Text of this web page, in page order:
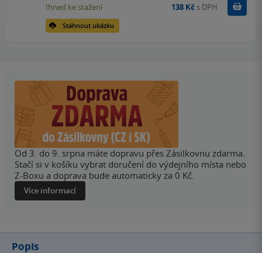
Stáhnout ukázku
Ihned ke stažení 138 Kč s DPH Koupit
Od 3. do 9. srpna máte dopravu přes Zásilkovnu zdarma.
Stačí si v košíku vybrat doručení do výdejního místa nebo
Z-Boxu a doprava bude automaticky za 0 Kč.
Více informací
Popis